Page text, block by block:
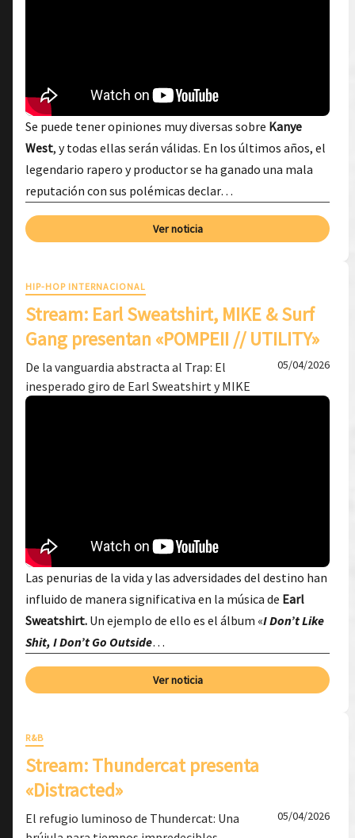
Se puede tener opiniones muy diversas sobre Kanye
West, y todas ellas serán válidas. En los últimos años, el
legendario rapero y productor se ha ganado una mala
reputación con sus polémicas declar…
Ver noticia
HIP-HOP INTERNACIONAL
Stream: Earl Sweatshirt, MIKE & Surf
Gang presentan «POMPEII // UTILITY»
De la vanguardia abstracta al Trap: El
inesperado giro de Earl Sweatshirt y MIKE
05/04/2026
Las penurias de la vida y las adversidades del destino han
influido de manera significativa en la música de Earl
Sweatshirt. Un ejemplo de ello es el álbum «I Don’t Like
Shit, I Don’t Go Outside…
Ver noticia
R&B
Stream: Thundercat presenta
«Distracted»
El refugio luminoso de Thundercat: Una
05/04/2026